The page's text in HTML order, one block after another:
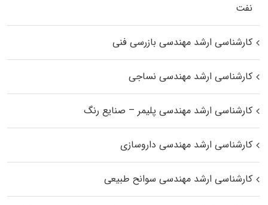
نفت
کارشناسی ارشد مهندسی بازرسی فنی
کارشناسی ارشد مهندسی نساجی
کارشناسی ارشد مهندسی پلیمر – صنایع رنگ
کارشناسی ارشد مهندسی داروسازی
کارشناسی ارشد مهندسی سوانح طبیعی